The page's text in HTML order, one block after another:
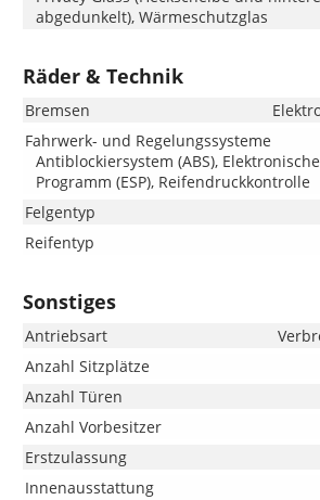
abgedunkelt), Wärmeschutzglas
Räder & Technik
Bremsen
Fahrwerk- und Regelungssysteme
Antiblockiersystem (ABS),
Programm (ESP), Reifendruckkontrolle
Felgentyp
Reifentyp
Sonstiges
Antriebsart
Anzahl Sitzplätze
Anzahl Türen
Anzahl Vorbesitzer
Erstzulassung
Innenausstattung